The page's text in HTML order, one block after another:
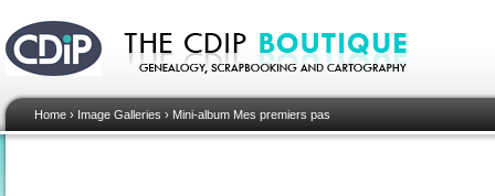
Home › Image Galleries › Mini-album Mes premiers pas